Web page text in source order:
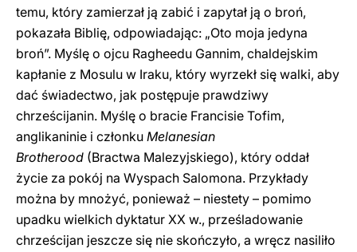
temu, który zamierzał ją zabić i zapytał ją o broń,
pokazała Biblię, odpowiadając: „Oto moja jedyna
broń”. Myślę o ojcu Ragheedu Gannim, chaldejskim
kapłanie z Mosulu w Iraku, który wyrzekł się walki, aby
dać świadectwo, jak postępuje prawdziwy
chrześcijanin. Myślę o bracie Francisie Tofim,
anglikaninie i członku Melanesian
Brotherood (Bractwa Malezyjskiego), który oddał
życie za pokój na Wyspach Salomona. Przykłady
można by mnożyć, ponieważ – niestety – pomimo
upadku wielkich dyktatur XX w., prześladowanie
chrześcijan jeszcze się nie skończyło, a wręcz nasiliło